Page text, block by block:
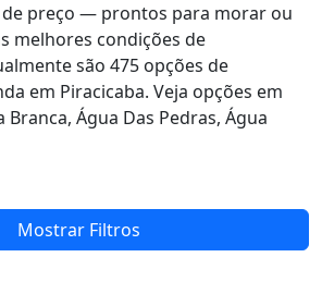
preço — prontos para morar ou
melhores condições de
são 475 opções de
em Piracicaba. Veja opções em
Água Das Pedras, Água
Mostrar Filtros